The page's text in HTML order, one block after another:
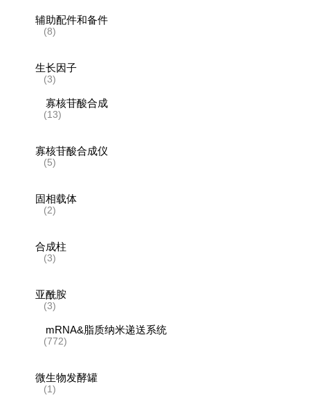
辅助配件和备件
(8)
生长因子
(3)
寡核苷酸合成
(13)
寡核苷酸合成仪
(5)
固相载体
(2)
合成柱
(3)
亚酰胺
(3)
mRNA&脂质纳米递送系统
(772)
微生物发酵罐
(1)